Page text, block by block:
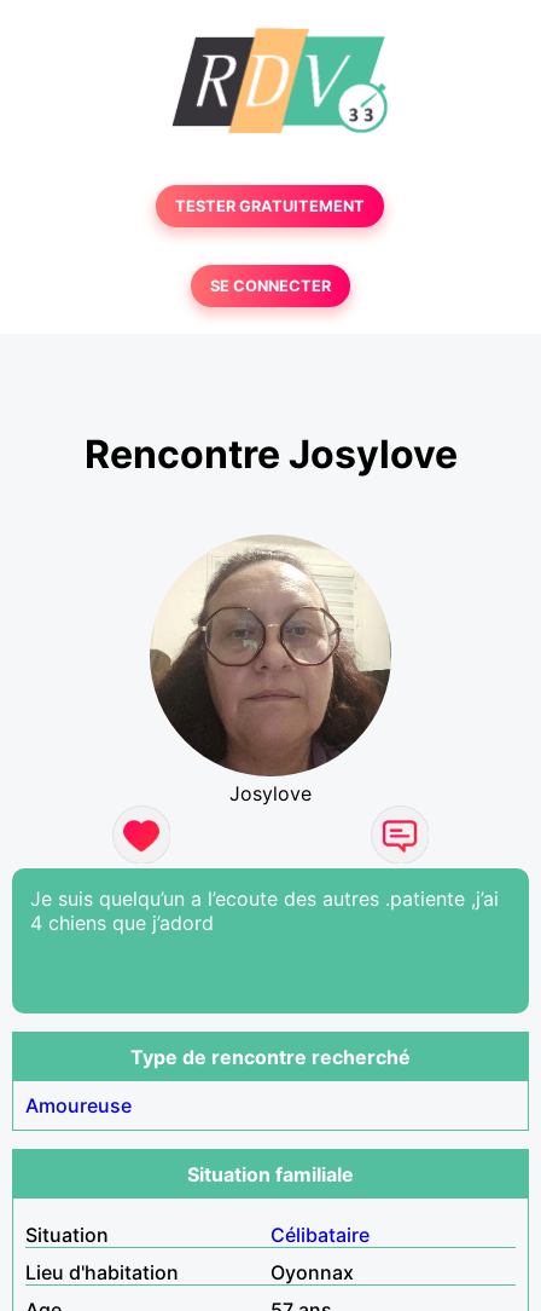
TESTER GRATUITEMENT
SE CONNECTER
Rencontre Josylove
Josylove
Je suis quelqu’un a l’ecoute des autres .patiente ,j’ai
4 chiens que j’adord
Type de rencontre recherché
Amoureuse
Situation familiale
Situation
Célibataire
Lieu d'habitation
Oyonnax